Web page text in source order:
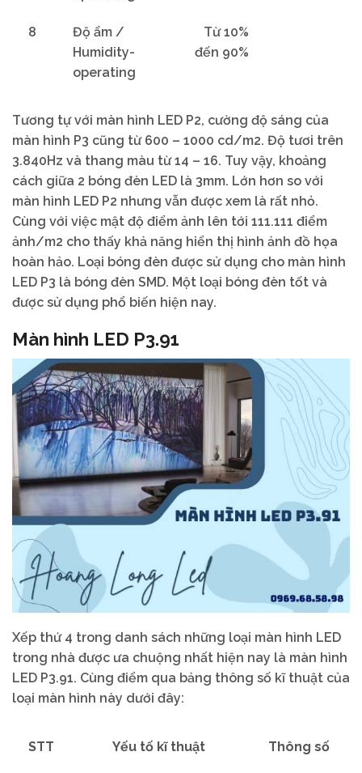
8
Độ ẩm /
Humidity-
operating
Từ 10%
đến 90%
Tương tự với màn hình LED P2, cường độ sáng của
màn hình P3 cũng từ 600 – 1000 cd/m2. Độ tươi trên
3.840Hz và thang màu từ 14 – 16. Tuy vậy, khoảng
cách giữa 2 bóng đèn LED là 3mm. Lớn hơn so với
màn hình LED P2 nhưng vẫn được xem là rất nhỏ.
Cùng với việc mật độ điểm ảnh lên tới 111.111 điểm
ảnh/m2 cho thấy khả năng hiển thị hình ảnh đồ họa
hoàn hảo. Loại bóng đèn được sử dụng cho màn hình
LED P3 là bóng đèn SMD. Một loại bóng đèn tốt và
được sử dụng phổ biến hiện nay.
Màn hình LED P3.91
Xếp thứ 4 trong danh sách những loại màn hình LED
trong nhà được ưa chuộng nhất hiện nay là màn hình
LED P3.91. Cùng điểm qua bảng thông số kĩ thuật của
loại màn hình này dưới đây:
STT Yếu tố kĩ thuật Thông số